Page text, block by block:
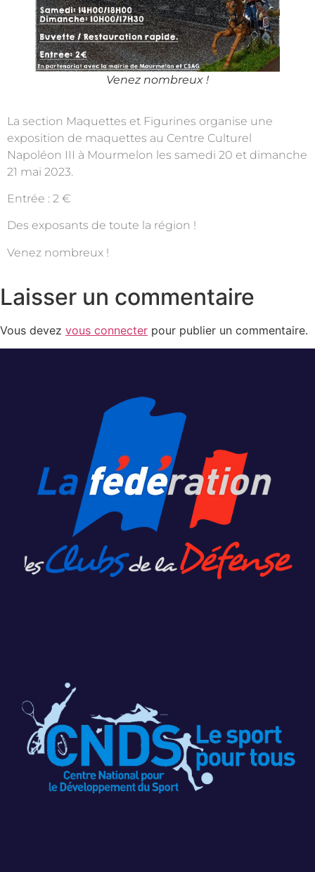
Venez nombreux !
La section Maquettes et Figurines organise une
exposition de maquettes au Centre Culturel
Napoléon III à Mourmelon les samedi 20 et dimanche
21 mai 2023.
Entrée : 2 €
Des exposants de toute la région !
Venez nombreux !
Laisser un commentaire
Vous devez vous connecter pour publier un commentaire.